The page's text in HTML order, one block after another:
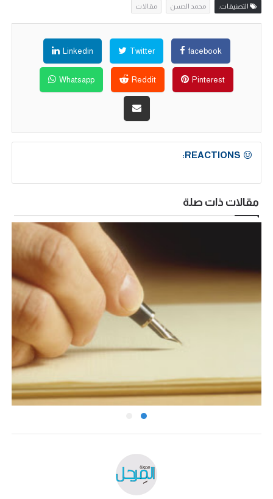
التصنيفات: محمد الحسن مقالات
facebook
Twitter
Linkedin
Pinterest
Reddit
Whatsapp
REACTIONS:
مقالات ذات صلة